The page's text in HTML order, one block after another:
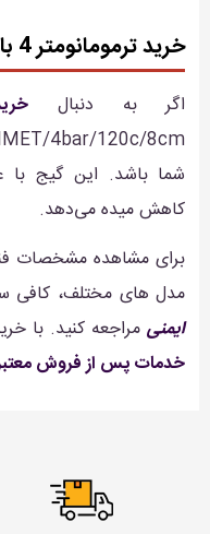
خرید ترمومانومتر 4 بار 120 درجه
اگر به دنبال
شما باشد. این گیج با
کاهش میده می‌دهد.
برای مشاهده مشخصات
مدل های مختلف،
ایمنیمراجعه کنید. با
خدمات پس از فروش